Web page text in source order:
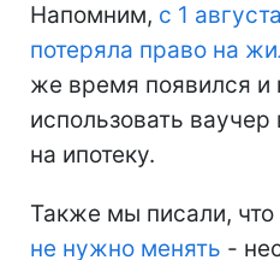
Напомним, с 1
потеряла право на
же время появился и
использовать ваучер
на ипотеку.
Также мы писали, что
не нужно менять -